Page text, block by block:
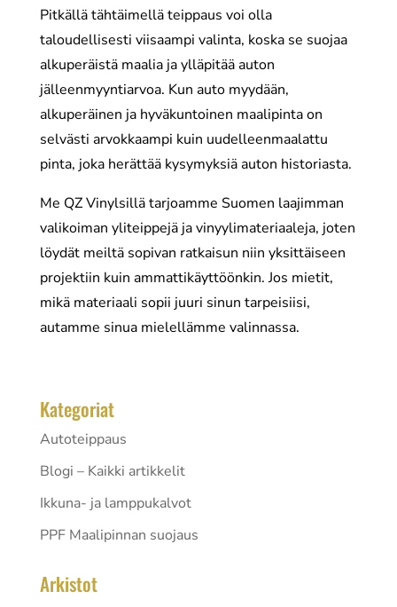
Pitkällä tähtäimellä teippaus voi olla
taloudellisesti viisaampi valinta, koska se suojaa
alkuperäistä maalia ja ylläpitää auton
jälleenmyyntiarvoa. Kun auto myydään,
alkuperäinen ja hyväkuntoinen maalipinta on
selvästi arvokkaampi kuin uudelleenmaalattu
pinta, joka herättää kysymyksiä auton historiasta.
Me QZ Vinylsillä tarjoamme Suomen laajimman
valikoiman yliteippejä ja vinyylimateriaaleja, joten
löydät meiltä sopivan ratkaisun niin yksittäiseen
projektiin kuin ammattikäyttöönkin. Jos mietit,
mikä materiaali sopii juuri sinun tarpeisiisi,
autamme sinua mielellämme valinnassa.
Kategoriat
Autoteippaus
Blogi – Kaikki artikkelit
Ikkuna- ja lamppukalvot
PPF Maalipinnan suojaus
Arkistot